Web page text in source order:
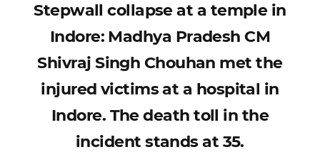
Stepwall collapse at a temple in
Indore: Madhya Pradesh CM
Shivraj Singh Chouhan met the
injured victims at a hospital in
Indore. The death toll in the
incident stands at 35.